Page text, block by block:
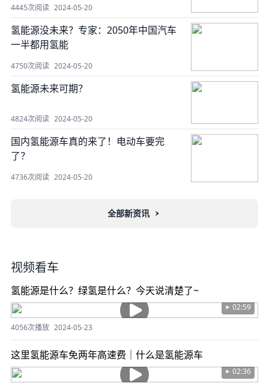
4445次阅读 2024-05-20
氢能源没未来？专家：2050年中国汽车
一半都用氢能
4750次阅读 2024-05-20
氢能源未来可期？
4824次阅读 2024-05-20
国内氢能源车真的来了！电动车要完
了？
4736次阅读 2024-05-20
全部新资讯
视频看车
02:59
氢能源是什么？绿氢是什么？今天说清楚了~
4056次播放 2024-05-23
02:36
这里氢能源车免两年高速费｜什么是氢能源车